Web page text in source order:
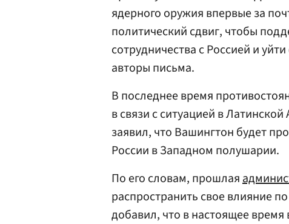
ядерного оружия впервые за
политический сдвиг, чтобы
сотрудничества с Россией и
авторы письма.
В последнее время
в связи с ситуацией в
заявил, что Вашингтон будет
России в Западном полушарии.
По его словам, прошлая
распространить свое влияние
добавил, что в настоящее